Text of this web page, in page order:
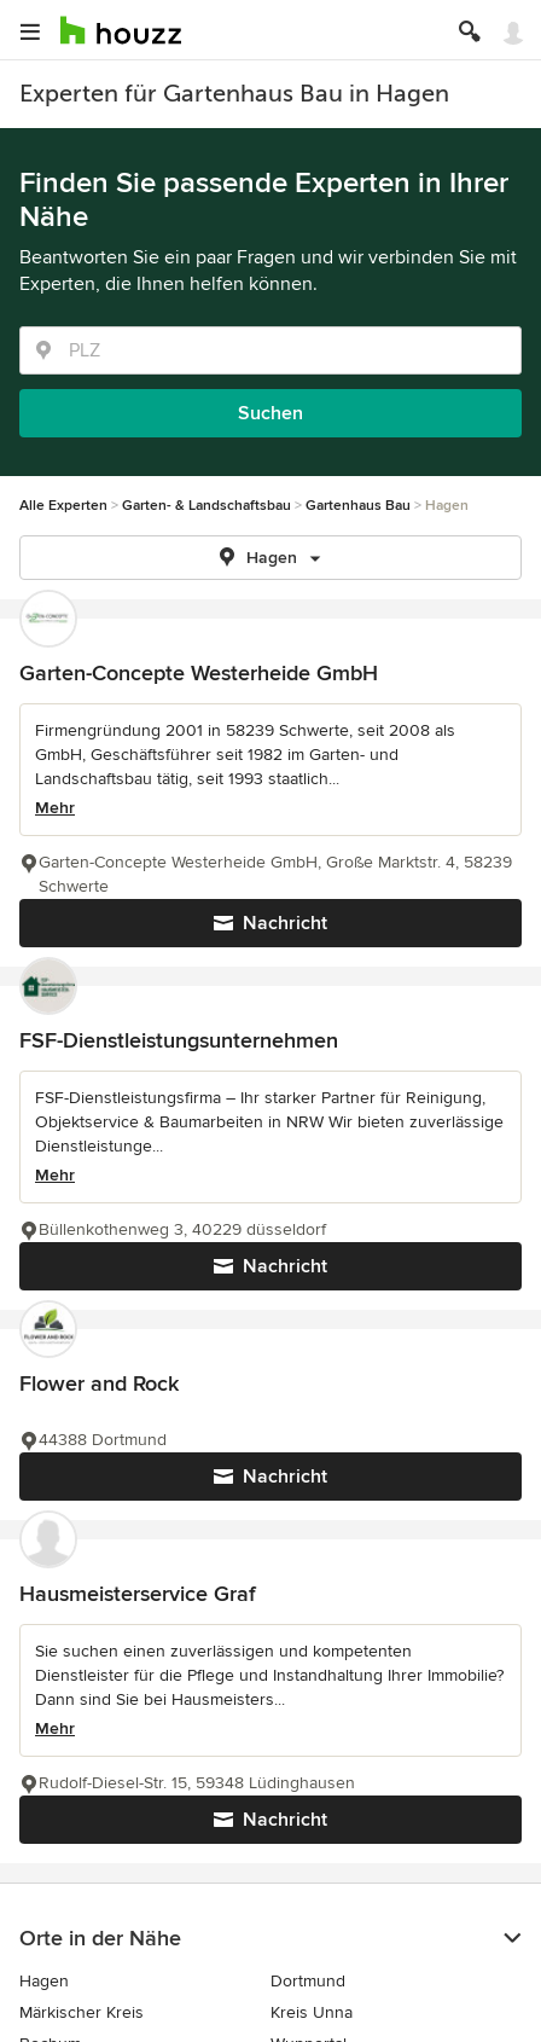
Experten für Gartenhaus Bau in Hagen
Finden Sie passende Experten in Ihrer
Nähe
Beantworten Sie ein paar Fragen und wir verbinden Sie mit
Experten, die Ihnen helfen können.
Suchen
Alle Experten Garten- & Landschaftsbau Gartenhaus Bau Hagen
Hagen
Garten-Concepte Westerheide GmbH
Firmengründung 2001 in 58239 Schwerte, seit 2008 als
GmbH, Geschäftsführer seit 1982 im Garten- und
Landschaftsbau tätig, seit 1993 staatlich...
Mehr
Nachricht
Garten-Concepte Westerheide GmbH, Große Marktstr. 4, 58239
Schwerte
FSF-Dienstleistungsunternehmen
FSF-Dienstleistungsfirma – Ihr starker Partner für Reinigung,
Objektservice & Baumarbeiten in NRW Wir bieten zuverlässige
Dienstleistunge...
Mehr
Nachricht
Büllenkothenweg 3, 40229 düsseldorf
Flower and Rock
Nachricht
44388 Dortmund
Hausmeisterservice Graf
Sie suchen einen zuverlässigen und kompetenten
Dienstleister für die Pflege und Instandhaltung Ihrer Immobilie?
Dann sind Sie bei Hausmeisters...
Mehr
Nachricht
Rudolf-Diesel-Str. 15, 59348 Lüdinghausen
Orte in der Nähe
Hagen
Dortmund
Märkischer Kreis
Kreis Unna